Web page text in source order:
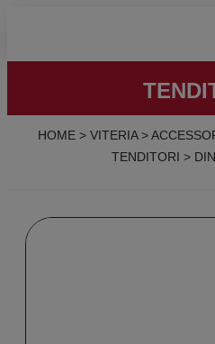
HOME > VITERIA>
TENDITORI >